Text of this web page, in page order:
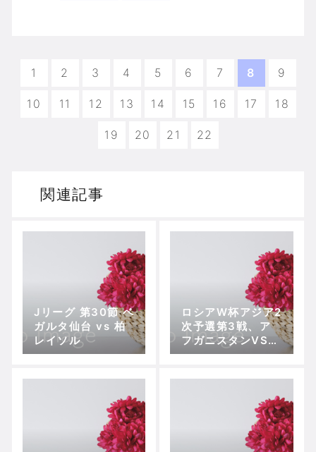
1 2 3 4 5 6 7 8 9
10 11 12 13 14 15 16 17 18
19 20 21 22
関連記事
Jリーグ 第30節 ベ
ガルタ仙台 vs 柏
レイソル
ロシアW杯アジア2
次予選第3戦、ア
フガニスタンVS日
本 〜原口がカン
勝